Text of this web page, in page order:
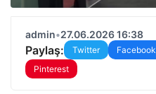
admin•27.06.2026 16:38
Paylaş: Twitter Facebook
Pinterest